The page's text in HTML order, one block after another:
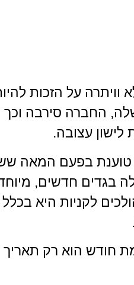
על הזכות
החברה סירבה וכך
עצובה.
טוענת בפעם המאה
בגדים חדשים,
לקניות היא
הוא רק תאריך